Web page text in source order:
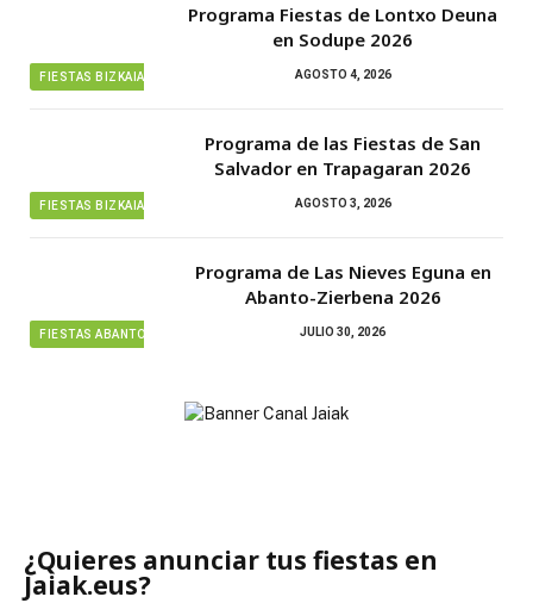
FIESTAS BIZKAIA
Programa Fiestas de Lontxo Deuna
en Sodupe 2026
AGOSTO 4, 2026
FIESTAS BIZKAIA
Programa de las Fiestas de San
Salvador en Trapagaran 2026
AGOSTO 3, 2026
FIESTAS ABANTO ZIERBENA
Programa de Las Nieves Eguna en
Abanto-Zierbena 2026
JULIO 30, 2026
¿Quieres anunciar tus fiestas en
Jaiak.eus?